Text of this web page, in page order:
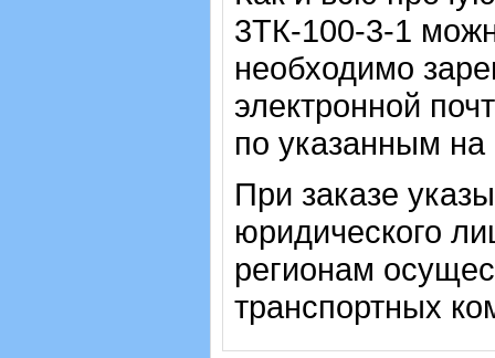
3ТК-100-3-1
необходимо
электронной
по указанным
При заказе
юридического
регионам
транспортных